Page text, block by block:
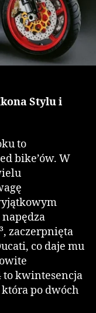
Stylu i
to
bike’ów. W
zaczerpnięta
co daje mu
to kwintesencja
po dwóch